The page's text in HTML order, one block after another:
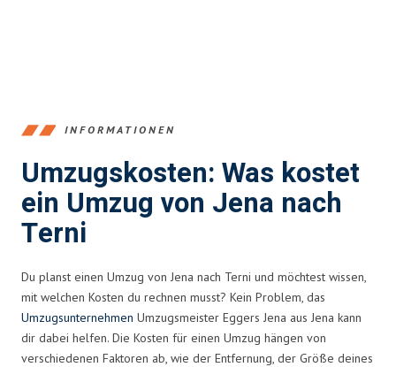
INFORMATIONEN
Umzugskosten: Was kostet
ein Umzug von Jena nach
Terni
Du planst einen Umzug von Jena nach Terni und möchtest wissen,
mit welchen Kosten du rechnen musst? Kein Problem, das
Umzugsunternehmen Umzugsmeister Eggers Jena aus Jena kann
dir dabei helfen. Die Kosten für einen Umzug hängen von
verschiedenen Faktoren ab, wie der Entfernung, der Größe deines